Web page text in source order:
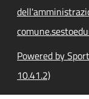
Powered by
10.41.2)